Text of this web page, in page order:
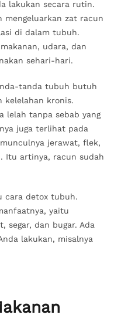
lakukan secara rutin.
mengeluarkan zat racun
di dalam tubuh.
udara, dan
sehari-hari.
tanda tubuh butuh
kelelahan kronis.
lelah tanpa sebab yang
juga terlihat pada
jerawat, flek,
Itu artinya, racun sudah
cara detox tubuh.
yaitu
segar, dan bugar. Ada
lakukan, misalnya